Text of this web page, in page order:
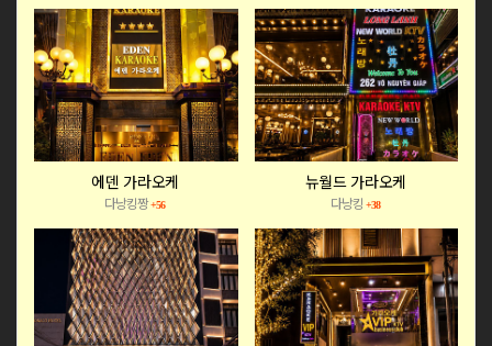
에덴 가라오케
다낭킹짱+56
뉴월드 가라오케
다낭킹 +38